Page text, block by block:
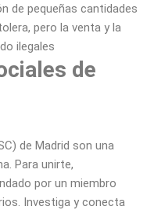
de pequeñas cantidades
pero la venta y la
ilegales
de
de Madrid son una
Para unirte,
por un miembro
Investiga y conecta